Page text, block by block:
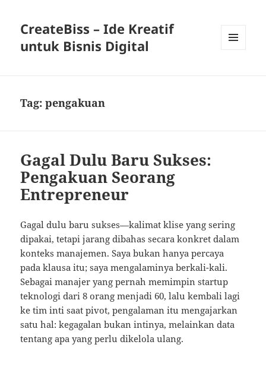
CreateBiss – Ide Kreatif
untuk Bisnis Digital
Tag:pengakuan
Gagal Dulu Baru Sukses:
Pengakuan Seorang
Entrepreneur
Gagal dulu baru sukses—kalimat klise yang sering
dipakai, tetapi jarang dibahas secara konkret dalam
konteks manajemen. Saya bukan hanya percaya
pada klausa itu; saya mengalaminya berkali-kali.
Sebagai manajer yang pernah memimpin startup
teknologi dari 8 orang menjadi 60, lalu kembali lagi
ke tim inti saat pivot, pengalaman itu mengajarkan
satu hal: kegagalan bukan intinya, melainkan data
tentang apa yang perlu dikelola ulang.